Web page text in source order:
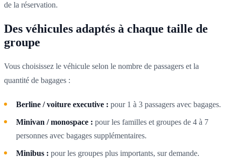
de la réservation.
Des véhicules adaptés à chaque taille de
groupe
Vous choisissez le véhicule selon le nombre de passagers et la
quantité de bagages :
Berline / voiture executive : pour 1 à 3 passagers avec bagages.
Minivan / monospace : pour les familles et groupes de 4 à 7
personnes avec bagages supplémentaires.
Minibus : pour les groupes plus importants, sur demande.